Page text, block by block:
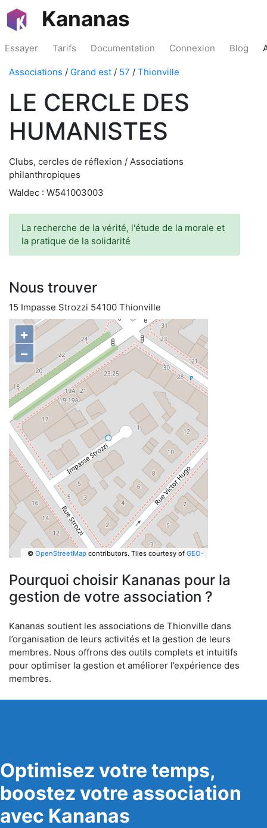
Kananas
Essayer Tarifs Documentation Connexion Blog
Associations / Grand est / 57 / Thionville
LE CERCLE DES
HUMANISTES
Clubs, cercles de réflexion / Associations
philanthropiques
Waldec : W541003003
La recherche de la vérité, l'étude de la morale et
la pratique de la solidarité
Nous trouver
15 Impasse Strozzi 54100 Thionville
+
−
© OpenStreetMapcontributors. Tiles courtesy of GEO-
Pourquoi choisir Kananas pour la
gestion de votre association ?
Kananas soutient les associations de Thionville dans
l’organisation de leurs activités et la gestion de leurs
membres. Nous offrons des outils complets et intuitifs
pour optimiser la gestion et améliorer l’expérience des
membres.
Optimisez votre temps,
boostez votre association
avec Kananas